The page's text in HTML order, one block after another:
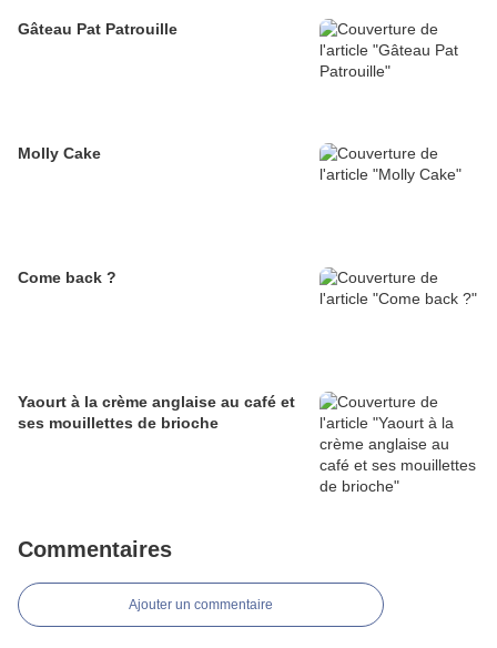
Gâteau Pat Patrouille
Molly Cake
Come back ?
Yaourt à la crème anglaise au café et
ses mouillettes de brioche
Commentaires
Ajouter un commentaire